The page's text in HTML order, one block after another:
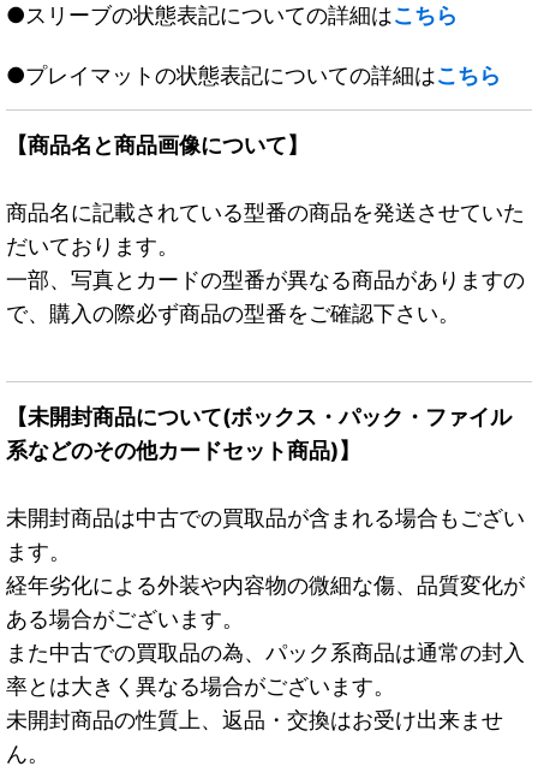
●スリーブの状態表記についての詳細はこちら
●プレイマットの状態表記についての詳細はこちら
【商品名と商品画像について】
商品名に記載されている型番の商品を発送させていた
だいております。
一部、写真とカードの型番が異なる商品がありますの
で、購入の際必ず商品の型番をご確認下さい。
【未開封商品について(ボックス・パック・ファイル
系などのその他カードセット商品)】
未開封商品は中古での買取品が含まれる場合もござい
ます。
経年劣化による外装や内容物の微細な傷、品質変化が
ある場合がございます。
また中古での買取品の為、パック系商品は通常の封入
率とは大きく異なる場合がございます。
未開封商品の性質上、返品・交換はお受け出来ませ
ん。